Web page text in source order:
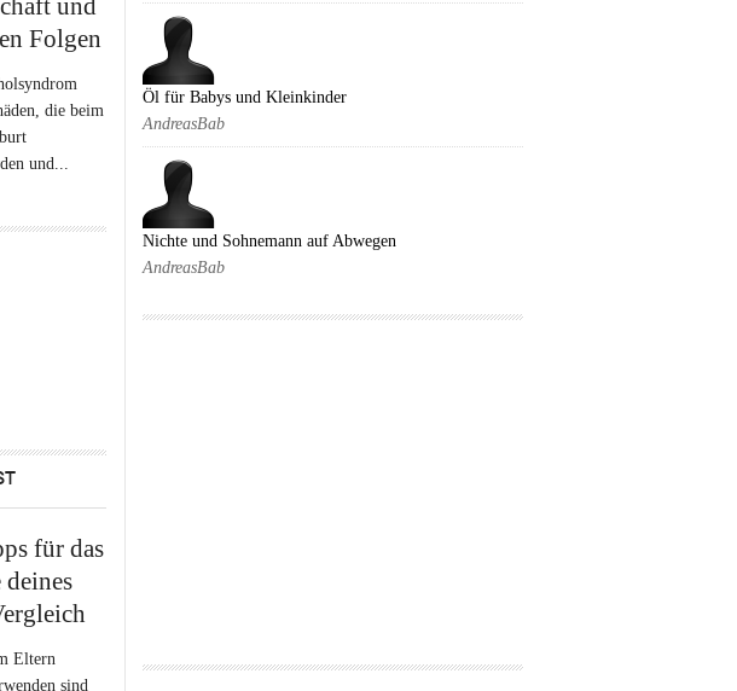
und
Folgen
die beim
und...
für das
deines
Eltern
sind
Öl für Babys und Kleinkinder
AndreasBab
Nichte und Sohnemann auf Abwegen
AndreasBab